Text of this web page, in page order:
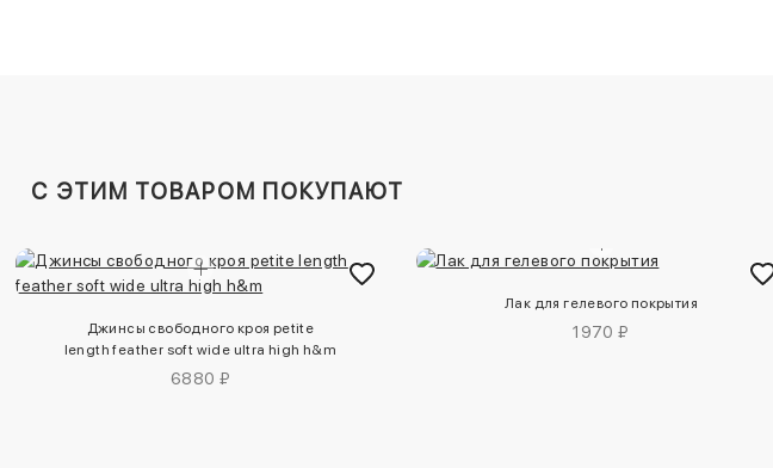
C ЭТИМ ТОВАРОМ ПОКУПАЮТ
Джинсы свободного кроя petite
length feather soft wide ultra high h&m
6880 ₽
Лак для гелевого покрытия
1970 ₽